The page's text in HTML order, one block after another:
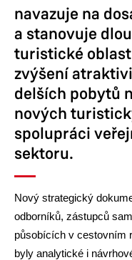
navazuje na
a stanovuje
turistické
zvýšení
delších pobytů
nových
spolupráci
sektoru.
Nový strategický
odborníků, zástupců
působících v cestovním
byly analytické i